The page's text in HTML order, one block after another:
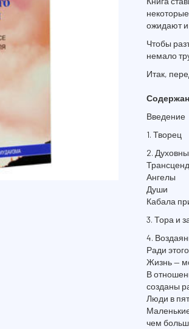
ожидают и
Чтобы
немало
Итак,
Введение
1. Творец
2.
Ангелы
Души
Кабала
3. Тора и
4.
Ради
Жизнь —
В
созданы
Люди в
чем